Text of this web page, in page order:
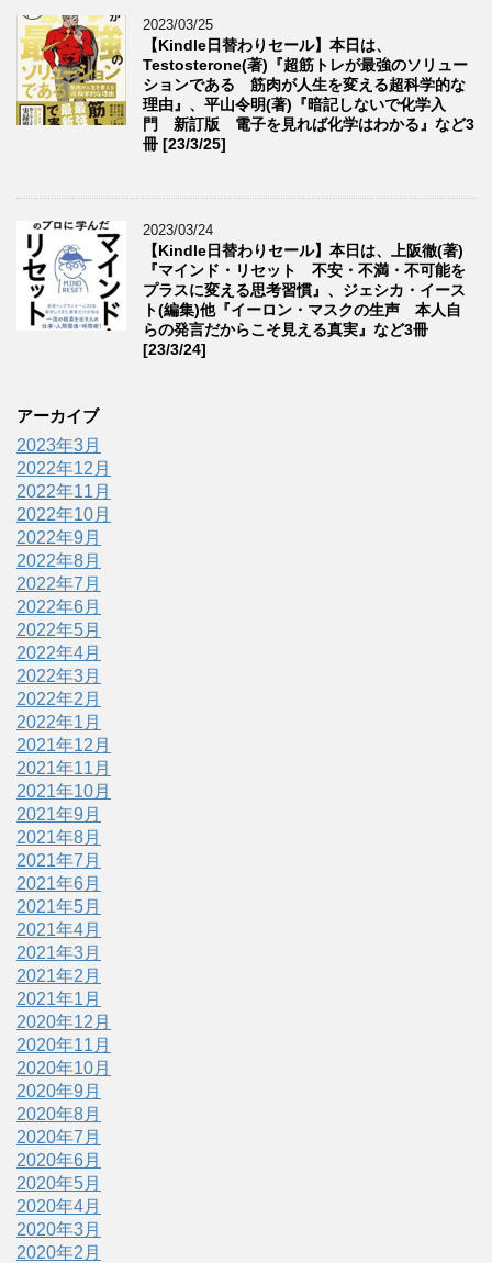
2023/03/25
【Kindle日替わりセール】本日は、
Testosterone(著)『超筋トレが最強のソリュー
ションである 筋肉が人生を変える超科学的な
理由』、平山令明(著)『暗記しないで化学入
門 新訂版 電子を見れば化学はわかる』など3
冊 [23/3/25]
2023/03/24
【Kindle日替わりセール】本日は、上阪徹(著)
『マインド・リセット 不安・不満・不可能を
プラスに変える思考習慣』、ジェシカ・イース
ト(編集)他『イーロン・マスクの生声 本人自
らの発言だからこそ見える真実』など3冊
[23/3/24]
アーカイブ
2023年3月
2022年12月
2022年11月
2022年10月
2022年9月
2022年8月
2022年7月
2022年6月
2022年5月
2022年4月
2022年3月
2022年2月
2022年1月
2021年12月
2021年11月
2021年10月
2021年9月
2021年8月
2021年7月
2021年6月
2021年5月
2021年4月
2021年3月
2021年2月
2021年1月
2020年12月
2020年11月
2020年10月
2020年9月
2020年8月
2020年7月
2020年6月
2020年5月
2020年4月
2020年3月
2020年2月